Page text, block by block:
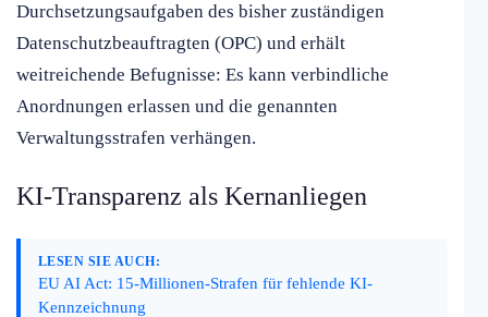
Durchsetzungsaufgaben des bisher zuständigen
Datenschutzbeauftragten (OPC) und erhält
weitreichende Befugnisse: Es kann verbindliche
Anordnungen erlassen und die genannten
Verwaltungsstrafen verhängen.
KI-Transparenz als Kernanliegen
LESEN SIE AUCH:
EU AI Act: 15-Millionen-Strafen für fehlende KI-
Kennzeichnung